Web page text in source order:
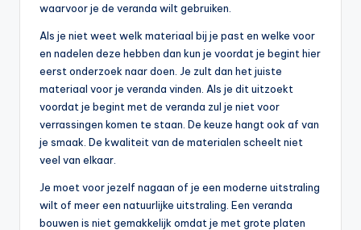
waarvoor je de veranda wilt gebruiken.
Als je niet weet welk materiaal bij je past en welke voor
en nadelen deze hebben dan kun je voordat je begint hier
eerst onderzoek naar doen. Je zult dan het juiste
materiaal voor je veranda vinden. Als je dit uitzoekt
voordat je begint met de veranda zul je niet voor
verrassingen komen te staan. De keuze hangt ook af van
je smaak. De kwaliteit van de materialen scheelt niet
veel van elkaar.
Je moet voor jezelf nagaan of je een moderne uitstraling
wilt of meer een natuurlijke uitstraling. Een veranda
bouwen is niet gemakkelijk omdat je met grote platen